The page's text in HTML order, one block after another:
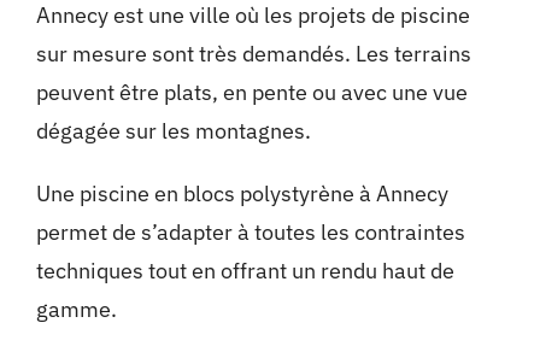
Annecy est une ville où les projets de piscine
sur mesure sont très demandés. Les terrains
peuvent être plats, en pente ou avec une vue
dégagée sur les montagnes.
Une piscine en blocs polystyrène à Annecy
permet de s’adapter à toutes les contraintes
techniques tout en offrant un rendu haut de
gamme.